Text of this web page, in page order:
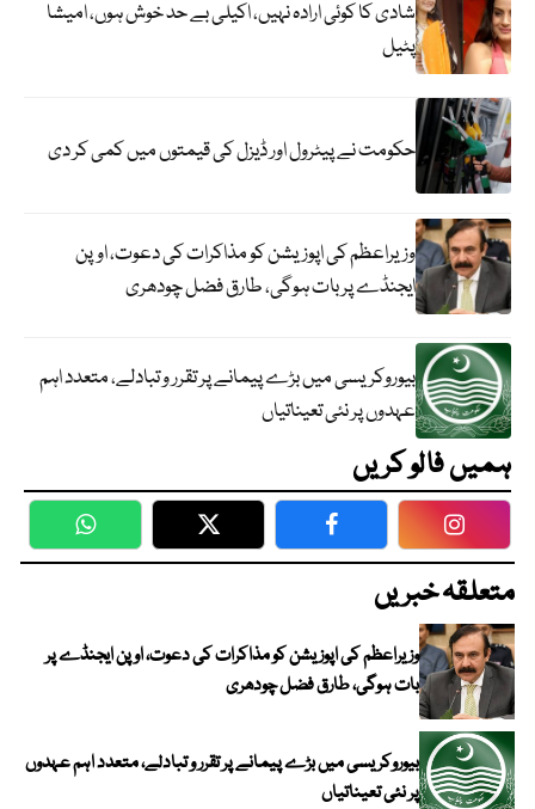
شادی کا کوئی ارادہ نہیں، اکیلی بے حد خوش ہوں، امیشا
پٹیل
حکومت نے پیٹرول اور ڈیزل کی قیمتوں میں کمی کر دی
وزیراعظم کی اپوزیشن کو مذاکرات کی دعوت، اوپن
ایجنڈے پر بات ہوگی، طارق فضل چودھری
بیوروکریسی میں بڑے پیمانے پر تقرر و تبادلے، متعدد اہم
عہدوں پر نئی تعیناتیاں
ہمیں فالو کریں
WhatsApp Twitter Facebook
متعلقہ خبریں
وزیراعظم کی اپوزیشن کو مذاکرات کی دعوت، اوپن ایجنڈے پر
بات ہوگی، طارق فضل چودھری
بیوروکریسی میں بڑے پیمانے پر تقرر و تبادلے، متعدد اہم عہدوں
پر نئی تعیناتیاں